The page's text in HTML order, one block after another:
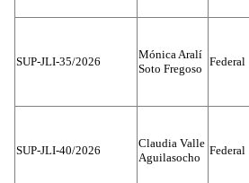
SUP-JLI-35/2026
Mónica Aralí
Soto Fregoso
Federal
SUP-JLI-40/2026
Claudia Valle
Aguilasocho
Federal